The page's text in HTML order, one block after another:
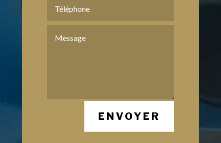
ENVOYER